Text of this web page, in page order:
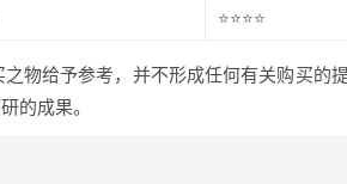
⭐⭐⭐⭐
物给予参考，并不形成任何有关购买的
的成果。